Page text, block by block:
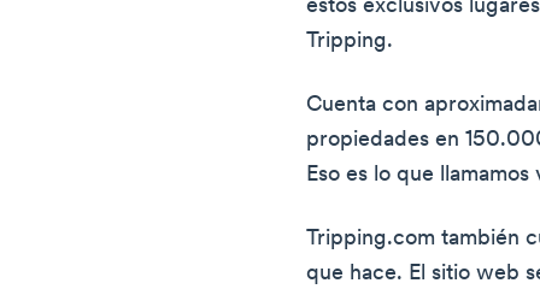
estos exclusivos
Tripping.
Cuenta con
propiedades en
Eso es lo que llamamos
Tripping.com también
que hace. El sitio web